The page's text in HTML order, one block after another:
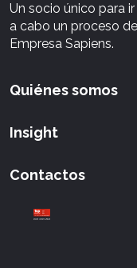
Un socio único para
a cabo un proceso
Empresa Sapiens.
Quiénes somos
Insight
Contactos